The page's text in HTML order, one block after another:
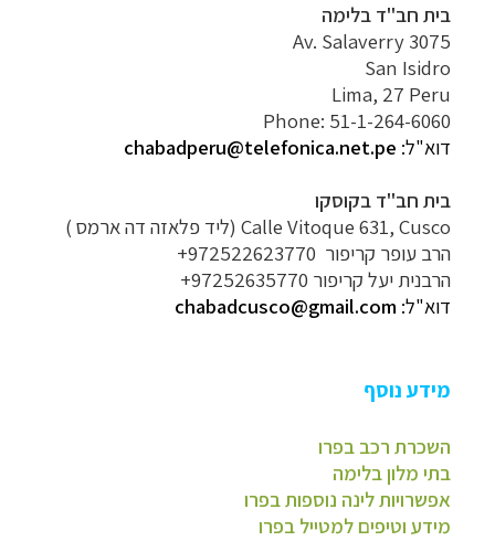
בית חב"ד בלימה
Av. Salaverry 3075
San Isidro
Lima, 27 Peru
Phone: 51-1-264-6060
דוא"ל: chabadperu@telefonica.net.pe
בית חב"ד בקוסקו
Calle Vitoque 631, Cusco (ליד פלאזה דה ארמס )
הרב עופר קריפור 972522623770+
הרבנית יעל קריפור 97252635770+
דוא"ל: chabadcusco@gmail.com
מידע נוסף
השכרת רכב בפרו
בתי מלון בלימה
אפשרויות לינה נוספות בפרו
מידע וטיפים למטייל בפרו